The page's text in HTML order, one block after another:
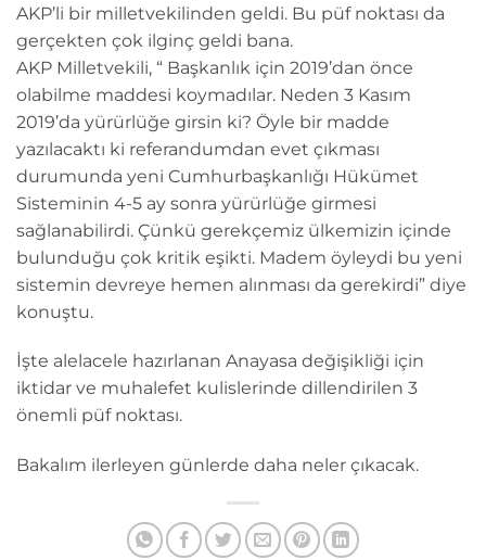
AKP’li bir milletvekilinden geldi. Bu püf noktası da
gerçekten çok ilginç geldi bana.
AKP Milletvekili, “ Başkanlık için 2019’dan önce
olabilme maddesi koymadılar. Neden 3 Kasım
2019’da yürürlüğe girsin ki? Öyle bir madde
yazılacaktı ki referandumdan evet çıkması
durumunda yeni Cumhurbaşkanlığı Hükümet
Sisteminin 4-5 ay sonra yürürlüğe girmesi
sağlanabilirdi. Çünkü gerekçemiz ülkemizin içinde
bulunduğu çok kritik eşikti. Madem öyleydi bu yeni
sistemin devreye hemen alınması da gerekirdi” diye
konuştu.
İşte alelacele hazırlanan Anayasa değişikliği için
iktidar ve muhalefet kulislerinde dillendirilen 3
önemli püf noktası.
Bakalım ilerleyen günlerde daha neler çıkacak.